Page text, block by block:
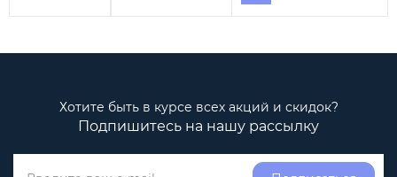
Хотите быть в курсе всех акций и скидок?
Подпишитесь на нашу рассылку